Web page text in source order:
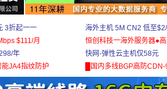
3折起一一
$111/月
年
能JA4指纹防护
海外主机 5M CN2 低至$2/
恒创科技一海外服务器●
快网-弹性云主机仅58元
█国内多线BGP高防CDN-